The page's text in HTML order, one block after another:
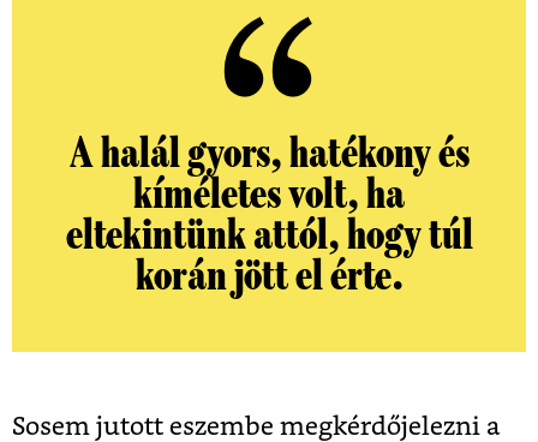
A halál gyors, hatékony és
kíméletes volt, ha
eltekintünk attól, hogy túl
korán jött el érte.
Sosem jutott eszembe megkérdőjelezni a